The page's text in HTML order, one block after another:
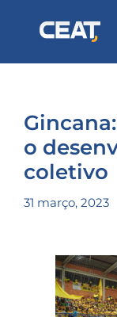
o
coletivo
31 março, 2023